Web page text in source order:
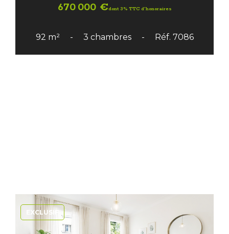
670 000 €dont 3% TTC d'honoraires
92 m² 3 chambres Réf. 7086
EXCLUSIF